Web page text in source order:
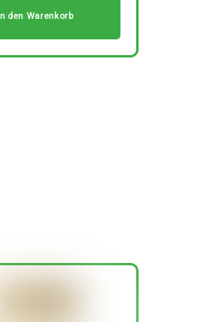
In den Warenkorb